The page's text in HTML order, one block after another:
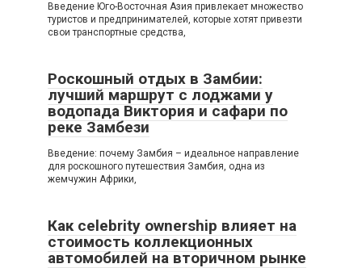
Введение Юго-Восточная Азия привлекает множество
туристов и предпринимателей, которые хотят привезти
свои транспортные средства,
Роскошный отдых в Замбии:
лучший маршрут с лоджами у
водопада Виктория и сафари по
реке Замбези
Введение: почему Замбия – идеальное направление
для роскошного путешествия Замбия, одна из
жемчужин Африки,
Как celebrity ownership влияет на
стоимость коллекционных
автомобилей на вторичном рынке